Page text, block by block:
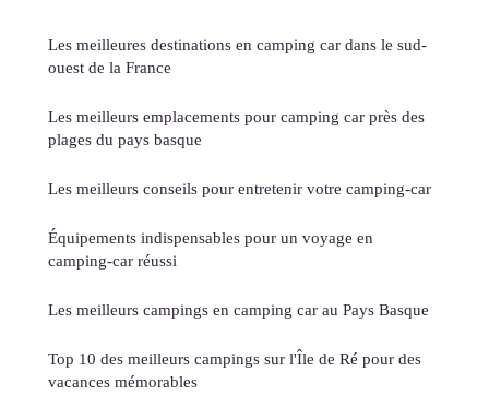
Les meilleures destinations en camping car dans le sud-
ouest de la France
Les meilleurs emplacements pour camping car près des
plages du pays basque
Les meilleurs conseils pour entretenir votre camping-car
Équipements indispensables pour un voyage en
camping-car réussi
Les meilleurs campings en camping car au Pays Basque
Top 10 des meilleurs campings sur l'Île de Ré pour des
vacances mémorables